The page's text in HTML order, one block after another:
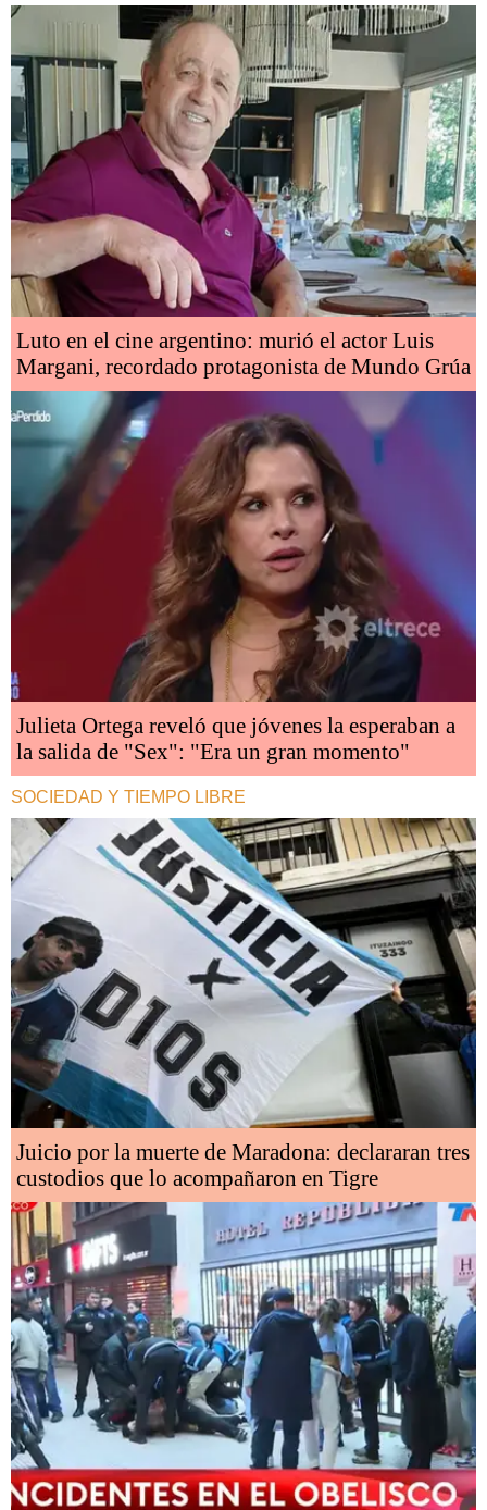
Luto en el cine argentino: murió el actor Luis
Margani, recordado protagonista de Mundo Grúa
Julieta Ortega reveló que jóvenes la esperaban a
la salida de "Sex": "Era un gran momento"
SOCIEDAD Y TIEMPO LIBRE
Juicio por la muerte de Maradona: declararan tres
custodios que lo acompañaron en Tigre